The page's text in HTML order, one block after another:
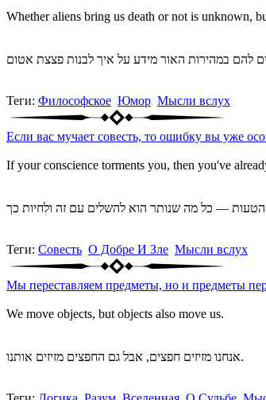
Whether aliens bring us death or not is unknown,
Теги: Философское Юмор Мысли вслух
Если вас мучает совесть, то ошибку вы уже
If your conscience torments you, then you've
Теги: Совесть О Добре И Зле Мысли вслух
Мы переставляем предметы, но и предметы
We move objects, but objects also move us.
אנחנו מזיזים חפצים, אבל גם החפצים מזיזים אותנו.